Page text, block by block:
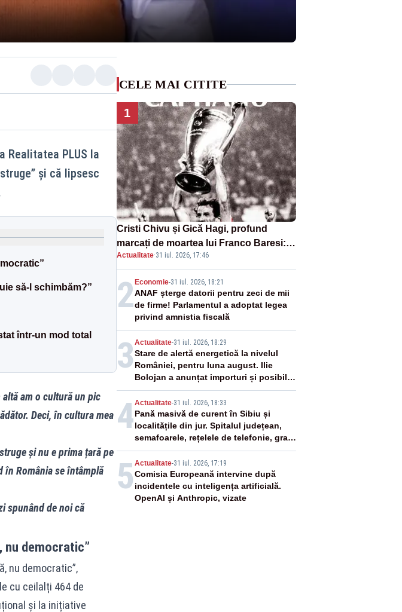
Realitatea PLUS la
și că lipsesc
să-l schimbăm?”
într-un mod total
altă am o cultură un pic
Deci, în cultura mea
și nu e prima țară pe
în România se întâmplă
spunând de noi că
nu democratic”
nu democratic”,
cu ceilalți 464 de
și la inițiative
CELE MAI CITITE
1
Cristi Chivu și Gică Hagi, profund
marcați de moartea lui Franco Baresi:
„O legendă a fotbalului mondial”
Actualitate·31 iul. 2026, 17:46
2 Economie-31 iul. 2026, 18:21
ANAF șterge datorii pentru zeci de mii
de firme! Parlamentul a adoptat legea
privind amnistia fiscală
3 Actualitate-31 iul. 2026, 18:29
Stare de alertă energetică la nivelul
României, pentru luna august. Ilie
Bolojan a anunțat importuri și posibile
restricții – VIDEO
4Actualitate-31 iul. 2026, 18:33
Pană masivă de curent în Sibiu și
localitățile din jur. Spitalul județean,
semafoarele, rețelele de telefonie, grav
afectate
5 Actualitate-31 iul. 2026, 17:19
Comisia Europeană intervine după
incidentele cu inteligența artificială.
OpenAI și Anthropic, vizate